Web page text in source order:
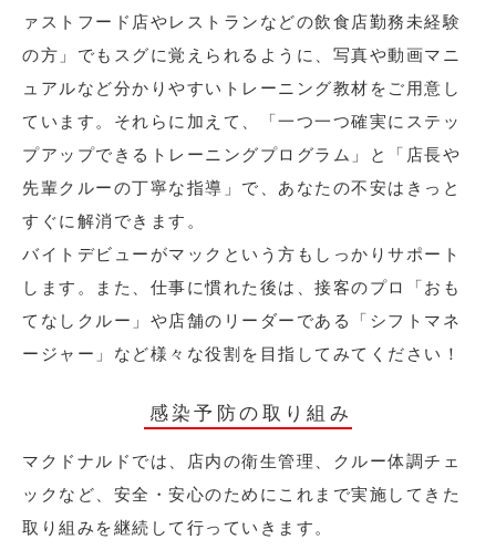
ァストフード店やレストランなどの飲食店勤務未経験
の方」でもスグに覚えられるように、写真や動画マニ
ュアルなど分かりやすいトレーニング教材をご用意し
ています。それらに加えて、「一つ一つ確実にステッ
プアップできるトレーニングプログラム」と「店長や
先輩クルーの丁寧な指導」で、あなたの不安はきっと
すぐに解消できます。
バイトデビューがマックという方もしっかりサポート
します。また、仕事に慣れた後は、接客のプロ「おも
てなしクルー」や店舗のリーダーである「シフトマネ
ージャー」など様々な役割を目指してみてください！
感染予防の取り組み
マクドナルドでは、店内の衛生管理、クルー体調チェ
ックなど、安全・安心のためにこれまで実施してきた
取り組みを継続して行っていきます。